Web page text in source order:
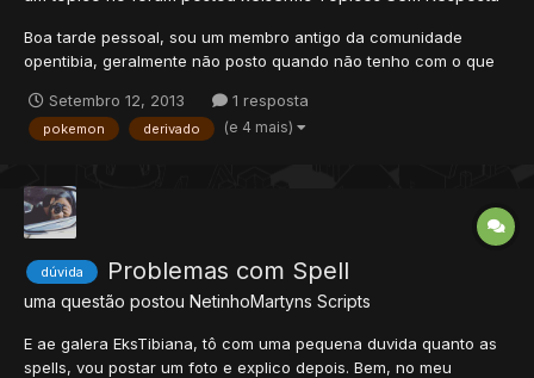
Boa tarde pessoal, sou um membro antigo da comunidade
opentibia, geralmente não posto quando não tenho com o que
sobre a sustentabilidade de servidores alternativos de Pokemon,
no booom desses servidores em 2011 eu dei inicio a um projeto
Setembro 12, 2013 1 resposta
pokemon derivado (e 4 mais)
dúvida Problemas com Spell
uma questão postou NetinhoMartyns Scripts
E ae galera EksTibiana, tô com uma pequena duvida quanto as
spells, vou postar um foto e explico depois. Bem, no meu